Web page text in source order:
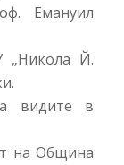
Емануил
„Никола Й.
видите в
на Община